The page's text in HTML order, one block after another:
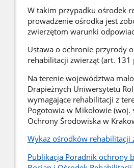
W takim przypadku ośrodek
prowadzenie ośrodka jest
zwierzętom warunki
Ustawa o ochronie przyrody
rehabilitacji zwierząt (art.
Na terenie województwa
Drapieżnych Uniwersytetu
wymagające rehabilitacji z
Pogotowia w Mikołowie
Ochrony Środowiska w
Wykaz ośrodków rehabilitacji
Publikacja Poradnik ochrony